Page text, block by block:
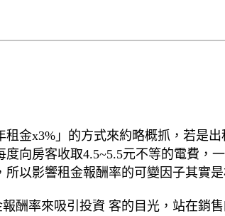
金x3%」的方式來約略概抓，若是
向房客收取4.5~5.5元不等的電費，
以影響租金報酬率的可變因子其實是
酬率來吸引投資 客的目光，站在銷